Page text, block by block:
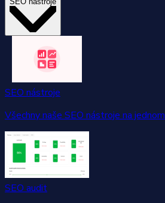
SEO nástroje
Všechny naše SEO nástroje na
SEO audit